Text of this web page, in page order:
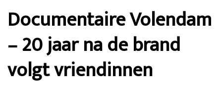
Documentaire Volendam
– 20 jaar na de brand
volgt vriendinnen